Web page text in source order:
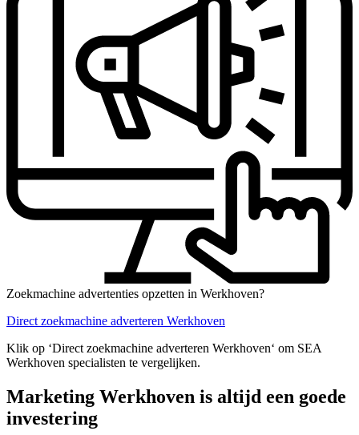
Zoekmachine advertenties opzetten in Werkhoven?
Direct zoekmachine adverteren Werkhoven
Klik op ‘Direct zoekmachine adverteren Werkhoven‘ om SEA
Werkhoven specialisten te vergelijken.
Marketing Werkhoven is altijd een goede
investering